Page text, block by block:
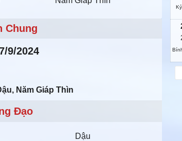
Chung
9/2024
Năm Giáp Thìn
Đạo
Dậu